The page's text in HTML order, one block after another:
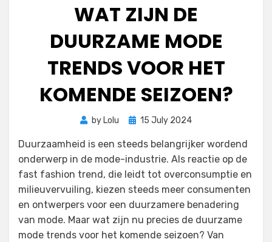
WAT ZIJN DE
DUURZAME MODE
TRENDS VOOR HET
KOMENDE SEIZOEN?
by Lolu
Posted
15 July 2024
Duurzaamheid is een steeds belangrijker wordend
onderwerp in de mode-industrie. Als reactie op de
fast fashion trend, die leidt tot overconsumptie en
milieuvervuiling, kiezen steeds meer consumenten
en ontwerpers voor een duurzamere benadering
van mode. Maar wat zijn nu precies de duurzame
mode trends voor het komende seizoen? Van